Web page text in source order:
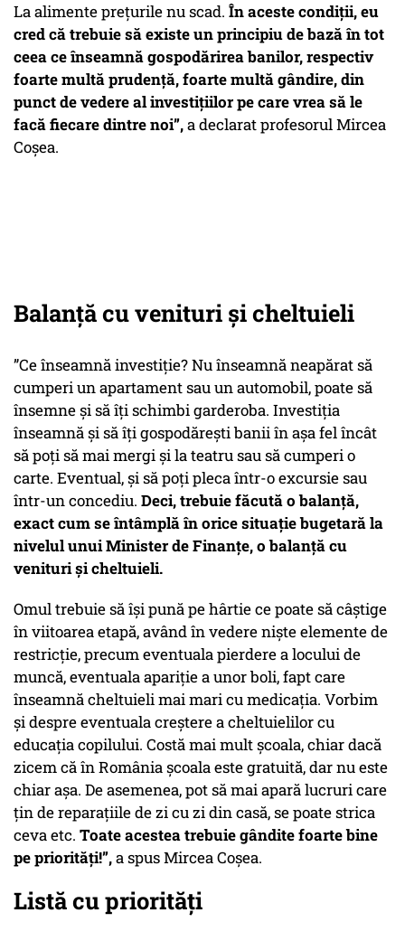
La alimente prețurile nu scad. În aceste condiții, eu
cred că trebuie să existe un principiu de bază în tot
ceea ce înseamnă gospodărirea banilor, respectiv
foarte multă prudență, foarte multă gândire, din
punct de vedere al investițiilor pe care vrea să le
facă fiecare dintre noi”,a declarat profesorul Mircea
Coșea.
Balanță cu venituri și cheltuieli
”Ce înseamnă investiție? Nu înseamnă neapărat să
cumperi un apartament sau un automobil, poate să
însemne și să îți schimbi garderoba. Investiția
înseamnă și să îți gospodărești banii în așa fel încât
să poți să mai mergi și la teatru sau să cumperi o
carte. Eventual, și să poți pleca într-o excursie sau
într-un concediu. Deci, trebuie făcută o balanță,
exact cum se întâmplă în orice situație bugetară la
nivelul unui Minister de Finanțe, o balanță cu
venituri și cheltuieli.
Omul trebuie să își pună pe hârtie ce poate să câștige
în viitoarea etapă, având în vedere niște elemente de
restricție, precum eventuala pierdere a locului de
muncă, eventuala apariție a unor boli, fapt care
înseamnă cheltuieli mai mari cu medicația. Vorbim
și despre eventuala creștere a cheltuielilor cu
educația copilului. Costă mai mult școala, chiar dacă
zicem că în România școala este gratuită, dar nu este
chiar așa. De asemenea, pot să mai apară lucruri care
țin de reparațiile de zi cu zi din casă, se poate strica
ceva etc. Toate acestea trebuie gândite foarte bine
pe priorități!”,a spus Mircea Coșea.
Listă cu priorități